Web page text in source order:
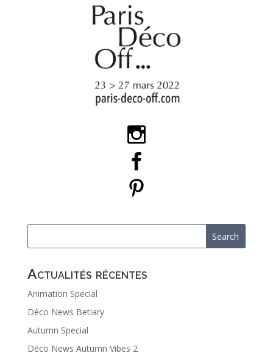
Actualités récentes
Animation Special
Déco News Betiary
Autumn Special
Déco News Autumn Vibes 2